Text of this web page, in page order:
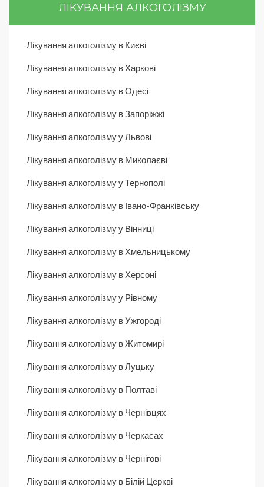
ЛІКУВАННЯ АЛКОГОЛІЗМУ
Лікування алкоголізму в Києві
Лікування алкоголізму в Харкові
Лікування алкоголізму в Одесі
Лікування алкоголізму в Запоріжжі
Лікування алкоголізму у Львові
Лікування алкоголізму в Миколаєві
Лікування алкоголізму у Тернополі
Лікування алкоголізму в Івано-Франківську
Лікування алкоголізму у Вінниці
Лікування алкоголізму в Хмельницькому
Лікування алкоголізму в Херсоні
Лікування алкоголізму у Рівному
Лікування алкоголізму в Ужгороді
Лікування алкоголізму в Житомирі
Лікування алкоголізму в Луцьку
Лікування алкоголізму в Полтаві
Лікування алкоголізму в Чернівцях
Лікування алкоголізму в Черкасах
Лікування алкоголізму в Чернігові
Лікування алкоголізму в Білій Церкві